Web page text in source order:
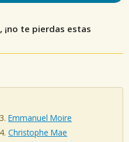
, ¡no te pierdas estas
Emmanuel Moire
Christophe Mae